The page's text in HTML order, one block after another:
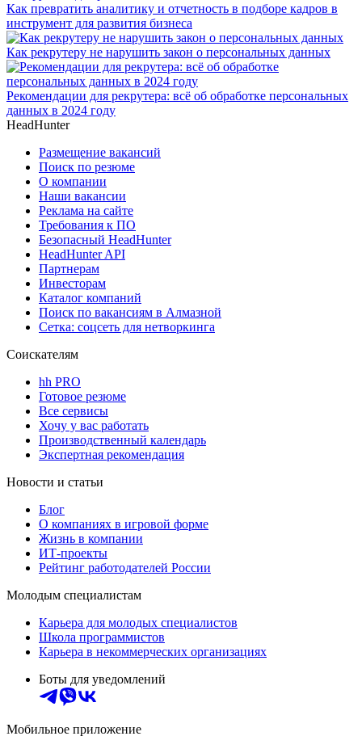
Как превратить аналитику и отчетность в подборе кадров в
инструмент для развития бизнеса
Как рекрутеру не нарушить закон о персональных данных
Рекомендации для рекрутера: всё об обработке персональных
данных в 2024 году
HeadHunter
Размещение вакансий
Поиск по резюме
О компании
Наши вакансии
Реклама на сайте
Требования к ПО
Безопасный HeadHunter
HeadHunter API
Партнерам
Инвесторам
Каталог компаний
Поиск по вакансиям в Алмазной
Сетка: соцсеть для нетворкинга
Соискателям
hh PRO
Готовое резюме
Все сервисы
Хочу у вас работать
Производственный календарь
Экспертная рекомендация
Новости и статьи
Блог
О компаниях в игровой форме
Жизнь в компании
ИТ-проекты
Рейтинг работодателей России
Молодым специалистам
Карьера для молодых специалистов
Школа программистов
Карьера в некоммерческих организациях
Боты для уведомлений
Мобильное приложение